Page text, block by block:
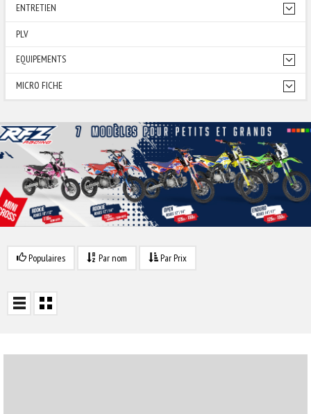
ENTRETIEN
PLV
EQUIPEMENTS
MICRO FICHE
Populaires Par nom Par Prix